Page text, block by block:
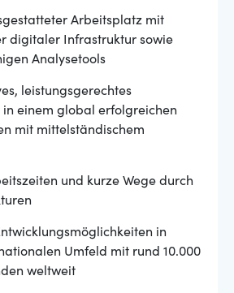
Arbeitsplatz mit
digitaler Infrastruktur sowie
Analysetools
leistungsgerechtes
in einem global erfolgreichen
mit mittelständischem
und kurze Wege durch
in
Umfeld mit rund 10.000
weltweit